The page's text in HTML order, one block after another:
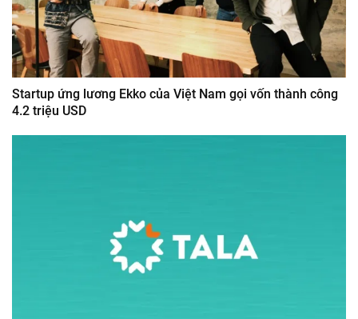
Startup ứng lương Ekko của Việt Nam gọi vốn thành công
4.2 triệu USD